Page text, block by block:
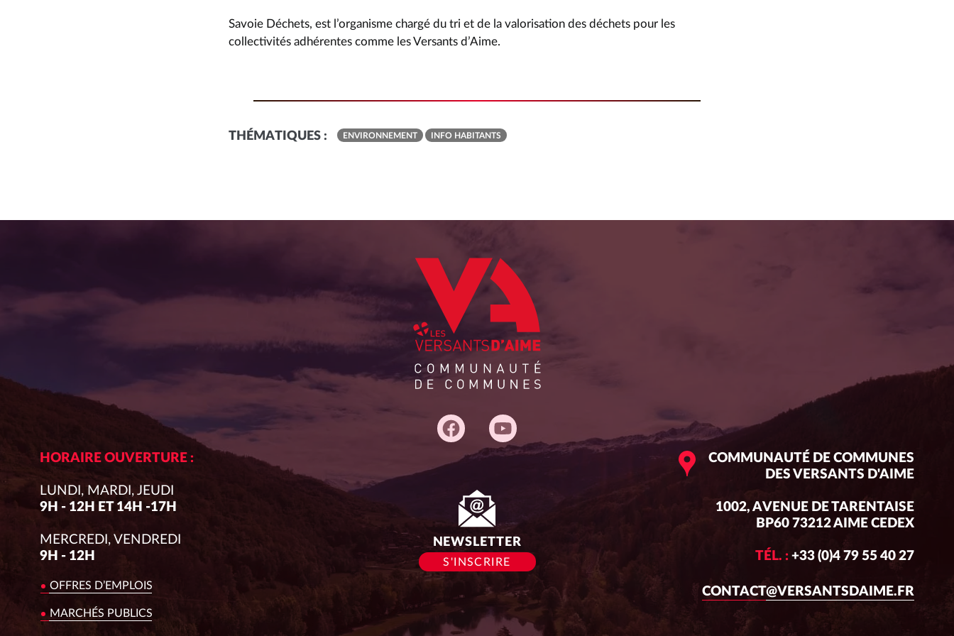
Savoie Déchets, est l’organisme chargé du tri et de la valorisation des déchets pour les
collectivités adhérentes comme les Versants d’Aime.
THÉMATIQUES : ENVIRONNEMENT INFO HABITANTS
HORAIRE OUVERTURE :
LUNDI, MARDI, JEUDI
9H - 12H ET 14H -17H
MERCREDI, VENDREDI
9H - 12H
OFFRES D’EMPLOIS
MARCHÉS PUBLICS
NEWSLETTER
S'INSCRIRE
siège :
COMMUNAUTÉ DE COMMUNES
DES VERSANTS D'AIME
1002, AVENUE DE TARENTAISE
BP60 73212 AIME CEDEX
TÉL. : +33 (0)4 79 55 40 27
CONTACT@VERSANTSDAIME.FR